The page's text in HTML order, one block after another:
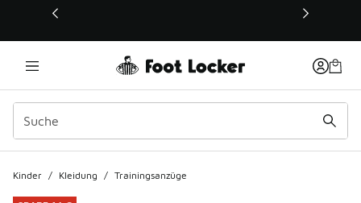
Dieser Link öffnet sich in einem neuen Fenster
Kinder / Kleidung / Trainingsanzüge